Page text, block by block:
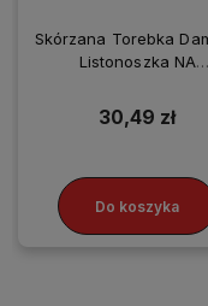
Skórzana Torebka
Listonoszka NA
30,49 zł
Do koszyka